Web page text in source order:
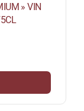
» VIN